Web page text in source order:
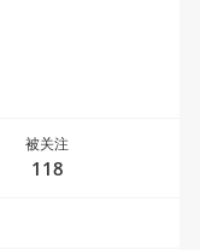
被关注
118